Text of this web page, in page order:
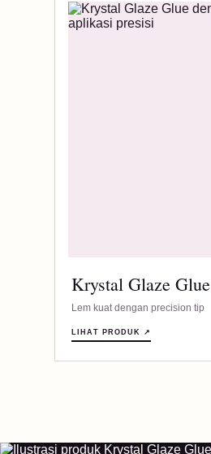
Krystal Glaze Glue
Lem kuat dengan precision tip
LIHAT PRODUK ↗